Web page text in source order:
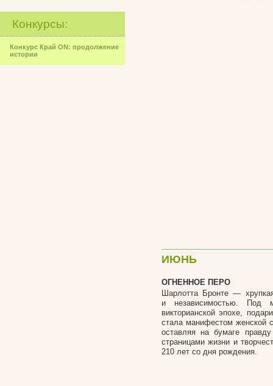
Конкурсы:
Конкурс Край ON: продолжение
истории
ИЮНЬ
ОГНЕННОЕ ПЕРО
Шарлотта Бронте —
и независимостью. Под
викторианской эпохе,
стала манифестом женской
оставляя на бумаге
страницами жизни и
210 лет со дня рождения.